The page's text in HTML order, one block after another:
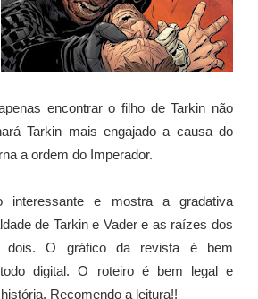
encontrar o filho de Tarkin não
Tarkin mais engajado a causa do
a ordem do Imperador.
interessante e mostra a gradativa
de Tarkin e Vader e as raízes dos
dois. O gráfico da revista é bem
digital. O roteiro é bem legal e
Recomendo a leitura!!